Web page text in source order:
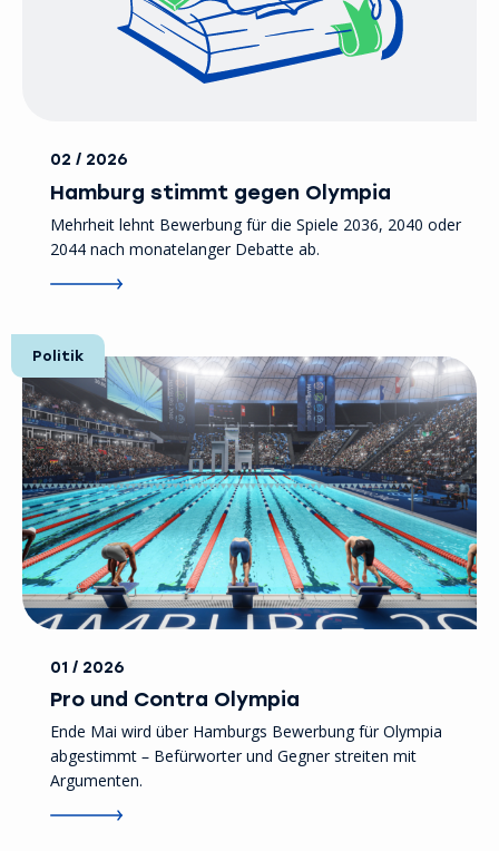
02 / 2026
Hamburg stimmt gegen Olympia
Mehrheit lehnt Bewerbung für die Spiele 2036, 2040 oder
2044 nach monatelanger Debatte ab.
Politik
01 / 2026
Pro und Contra Olympia
Ende Mai wird über Hamburgs Bewerbung für Olympia
abgestimmt – Befürworter und Gegner streiten mit
Argumenten.